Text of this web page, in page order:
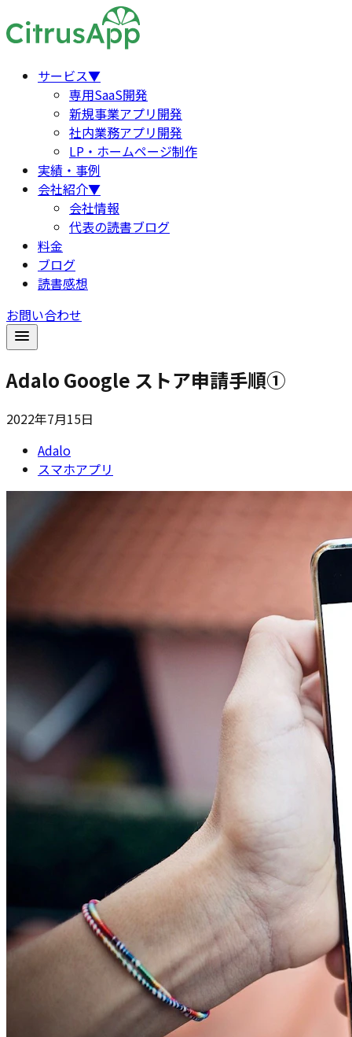
サービス▼
専用SaaS開発
新規事業アプリ開発
社内業務アプリ開発
LP・ホームページ制作
実績・事例
会社紹介▼
会社情報
代表の読書ブログ
料金
ブログ
読書感想
お問い合わせ
Adalo Google ストア申請手順①
2022年7月15日
Adalo
スマホアプリ